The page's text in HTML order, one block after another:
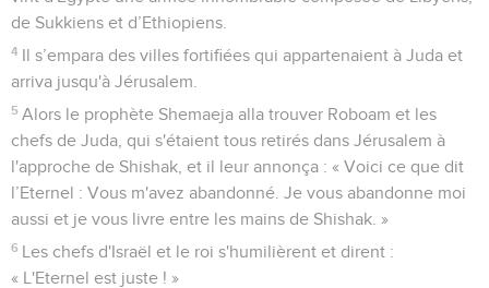
de Sukkiens et d’Ethiopiens.
4 Il s’empara des villes fortifiées qui appartenaient à Juda et
arriva jusqu'à Jérusalem.
5 Alors le prophète Shemaeja alla trouver Roboam et les
chefs de Juda, qui s'étaient tous retirés dans Jérusalem à
l'approche de Shishak, et il leur annonça : « Voici ce que dit
l’Eternel : Vous m'avez abandonné. Je vous abandonne moi
aussi et je vous livre entre les mains de Shishak. »
6 Les chefs d'Israël et le roi s'humilièrent et dirent :
« L'Eternel est juste ! »